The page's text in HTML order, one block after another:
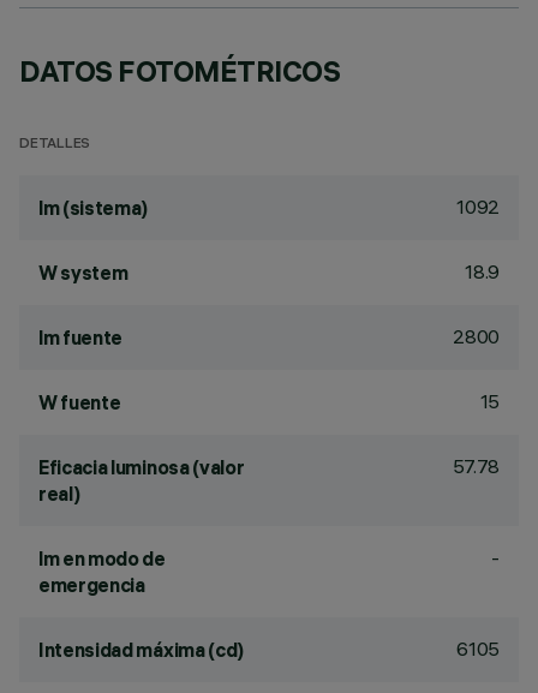
DATOS FOTOMÉTRICOS
DETALLES
lm (sistema) 1092
W system 18.9
lm fuente 2800
W fuente 15
Eficacia luminosa (valor
real)
57.78
lm en modo de
emergencia
-
Intensidad máxima (cd) 6105